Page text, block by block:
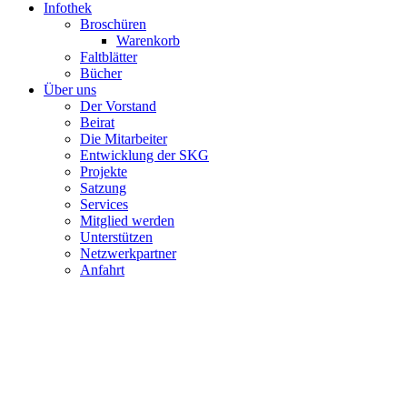
Infothek
Broschüren
Warenkorb
Faltblätter
Bücher
Über uns
Der Vorstand
Beirat
Die Mitarbeiter
Entwicklung der SKG
Projekte
Satzung
Services
Mitglied werden
Unterstützen
Netzwerkpartner
Anfahrt